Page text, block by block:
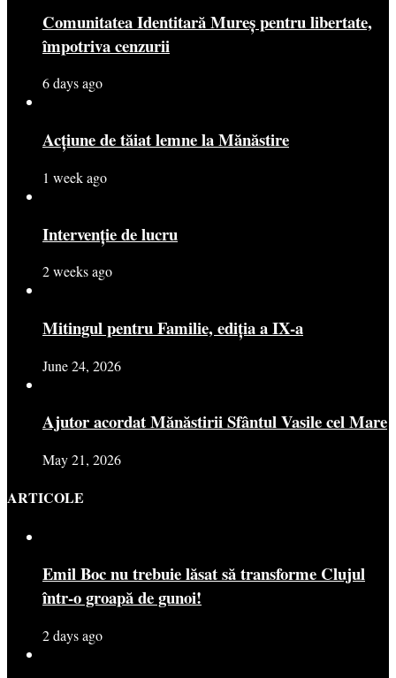
Comunitatea Identitară Mureș pentru libertate,
împotriva cenzurii
6 days ago
Acțiune de tăiat lemne la Mănăstire
1 week ago
Intervenție de lucru
2 weeks ago
Mitingul pentru Familie, ediția a IX-a
June 24, 2026
Ajutor acordat Mănăstirii Sfântul Vasile cel Mare
May 21, 2026
ARTICOLE
Emil Boc nu trebuie lăsat să transforme Clujul
într-o groapă de gunoi!
2 days ago